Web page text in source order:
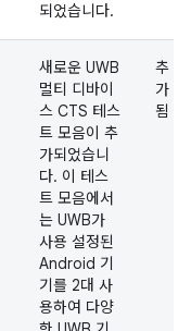
되었습니다.
새로운 UWB
멀티 디바이
스 CTS 테스
트 모음이 추
가되었습니
다. 이 테스
트 모음에서
는 UWB가
사용 설정된
Android 기
기를 2대 사
용하여 다양
추
가
됨